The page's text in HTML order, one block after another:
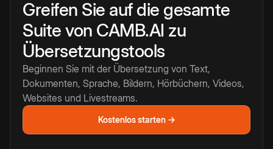
Greifen Sie auf die gesamte
Suite von CAMB.AI zu
Übersetzungstools
Beginnen Sie mit der Übersetzung von Text,
Dokumenten, Sprache, Bildern, Hörbüchern, Videos,
Websites und Livestreams.
Kostenlos starten →